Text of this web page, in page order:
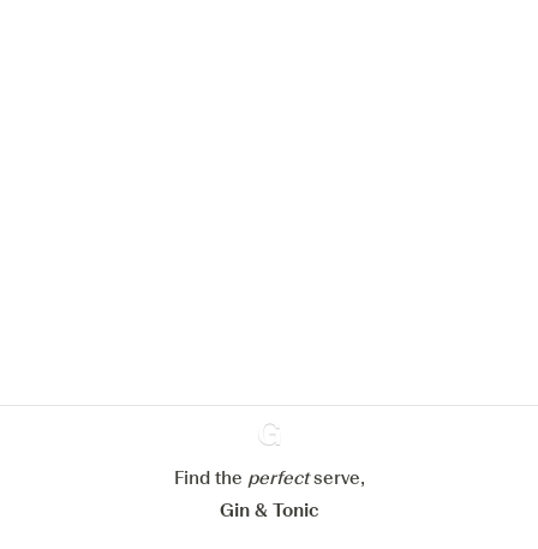
Ginventory
Find the perfectserve,
Gin & Tonic